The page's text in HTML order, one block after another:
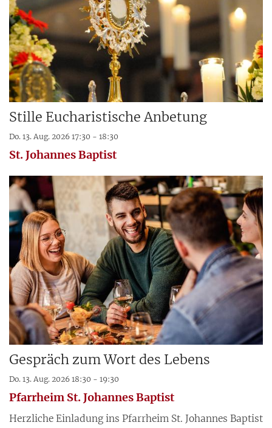
Stille Eucharistische Anbetung
Do. 13. Aug. 2026 17:30 - 18:30
St. Johannes Baptist
Gespräch zum Wort des Lebens
Do. 13. Aug. 2026 18:30 - 19:30
Pfarrheim St. Johannes Baptist
Herzliche Einladung ins Pfarrheim St. Johannes Baptist